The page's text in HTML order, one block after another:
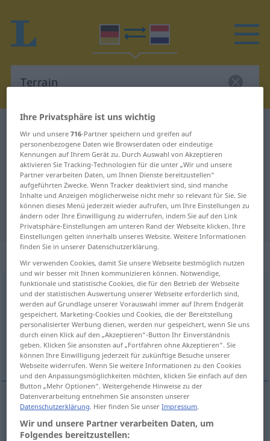
Deutsch-Niederländisch
Übersetzung für "Terrain"
"Terrain" Niederländisch
Übersetzung
„Terrain“: Neutrum, sächlich
Terrain [-ˈʀɛ̃ː]n <-s;-s>
Übersicht aller Übersetzungen
(Für mehr Details die Übersetzung anklicken/antippen)
het terrein
Terrain
Ihre Privatsphäre ist uns wichtig
Wir und unsere716-Partner speichern und greifen auf
personenbezogene Daten wie Browserdaten oder eindeutige
Kennungen auf Ihrem Gerät zu. Durch Auswahl von Akzeptieren
aktivieren Sie Tracking-Technologien für die unter „Wir und unsere
Partner verarbeiten Daten, um Ihnen Dienste bereitzustellen“
aufgeführten Zwecke. Wenn Tracker deaktiviert sind, sind manche
Inhalte und Anzeigen möglicherweise nicht mehr so relevant für Sie. Sie
können dieses Menü jederzeit wieder aufrufen, um Ihre Einstellungen zu
ändern oder Ihre Einwilligung zu widerrufen, indem Sie auf den Link
Privatsphäre-Einstellungen am unteren Rand der Webseite klicken. Ihre
Einstellungen gelten innerhalb unseres Website. Weitere Informationen
finden Sie in unserer Datenschutzerklärung.
Wir verwenden Cookies, damit Sie unsere Webseite bestmöglich nutzen
und wir besser mit Ihnen kommunizieren können. Notwendige,
funktionale und statistische Cookies, die für den Betrieb der Webseite
und der statistischen Auswertung unserer Webseite erforderlich sind,
werden auf Grundlage unserer Vorauswahl immer auf Ihrem Endgerät
gespeichert. Marketing-Cookies und Cookies, die der Bereitstellung
personalisierter Werbung dienen, werden nur gespeichert, wenn Sie uns
durch einen Klick auf den „Akzeptieren“-Button Ihr Einverständnis
geben. Klicken Sie ansonsten auf „Fortfahren ohne Akzeptieren“. Sie
können Ihre Einwilligung jederzeit für zukünftige Besuche unserer
Webseite widerrufen. Wenn Sie weitere Informationen zu den Cookies
und den Anpassungsmöglichkeiten möchten, klicken Sie einfach auf den
Button „Mehr Optionen“. Weitergehende Hinweise zu der
Datenverarbeitung entnehmen Sie ansonsten unserer
Datenschutzerklärung. Hier finden Sie unserImpressum.
Wir und unsere Partner verarbeiten Daten, um
Folgendes bereitzustellen: